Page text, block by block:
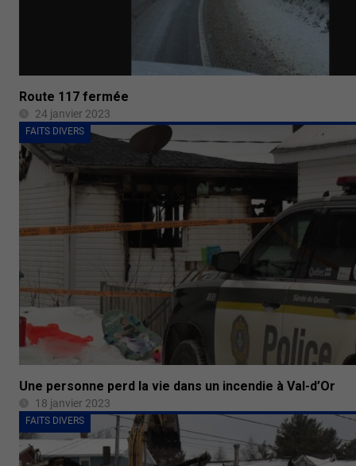
Route 117 fermée
24 janvier 2023
FAITS DIVERS
Une personne perd la vie dans un incendie à Val-d’Or
18 janvier 2023
FAITS DIVERS